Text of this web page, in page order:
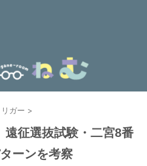
ガー >
遠征選抜試験・二宮8番
ーンを考察